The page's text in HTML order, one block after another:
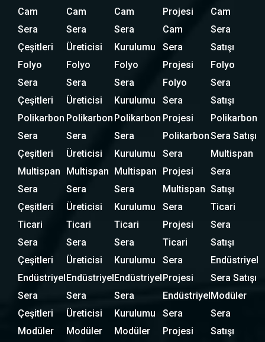
Cam
Sera
Çeşitleri
Folyo
Sera
Çeşitleri
Polikarbon
Sera
Çeşitleri
Multispan
Sera
Çeşitleri
Ticari
Sera
Çeşitleri
Endüstriyel
Sera
Çeşitleri
Modüler
Cam
Sera
Üreticisi
Folyo
Sera
Üreticisi
Polikarbon
Sera
Üreticisi
Multispan
Sera
Üreticisi
Ticari
Sera
Üreticisi
Endüstriyel
Sera
Üreticisi
Modüler
Cam
Sera
Kurulumu
Folyo
Sera
Kurulumu
Polikarbon
Sera
Kurulumu
Multispan
Sera
Kurulumu
Ticari
Sera
Kurulumu
Endüstriyel
Sera
Kurulumu
Modüler
Projesi
Cam
Sera
Projesi
Folyo
Sera
Projesi
Polikarbon
Sera
Projesi
Multispan
Sera
Projesi
Ticari
Sera
Projesi
Endüstriyel
Sera
Projesi
Cam
Sera
Satışı
Folyo
Sera
Satışı
Polikarbon
Sera Satışı
Multispan
Sera
Satışı
Ticari
Sera
Satışı
Endüstriyel
Sera Satışı
Modüler
Sera
Satışı